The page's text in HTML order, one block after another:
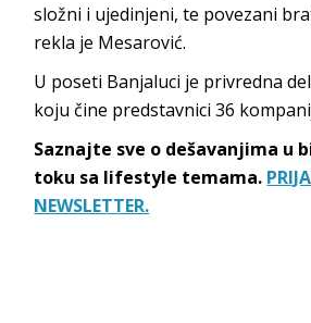
složni i ujedinjeni, te povezani
rekla je Mesarović.
U poseti Banjaluci je privredna
koju čine predstavnici 36
Saznajte sve o dešavanjima u
toku sa lifestyle temama.
NEWSLETTER.